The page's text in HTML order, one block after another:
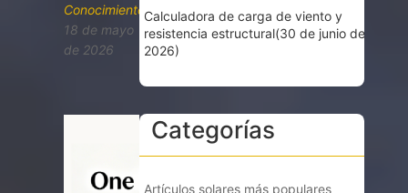
Conocimiento
18 de mayo
de 2026
Calculadora de carga de viento y
resistencia estructural(30 de junio de
2026)
Categorías
Artículos solares más populares